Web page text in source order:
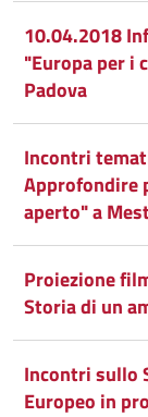
10.04.2018
"Europa per i
Padova
Incontri
Approfondire
aperto" a
Proiezione
Storia di un
Incontri sullo
Europeo in